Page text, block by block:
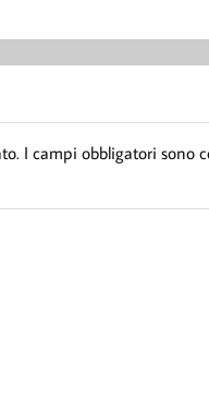
I campi obbligatori sono